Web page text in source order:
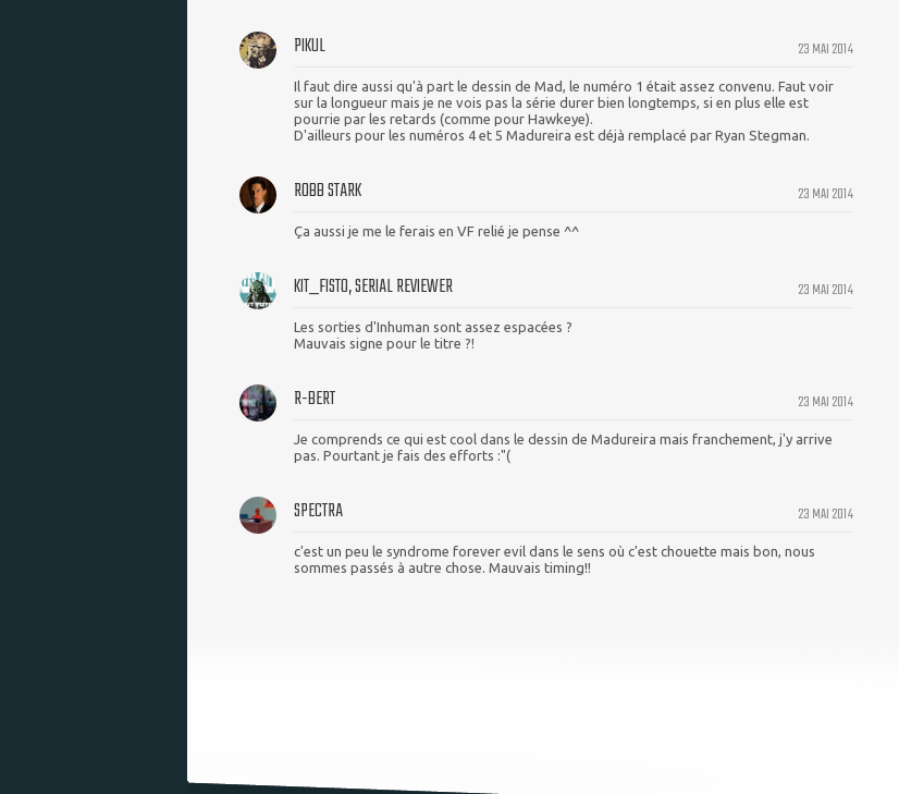
23 MAI 2014
PIKUL
Il faut dire aussi qu'à part le dessin de Mad, le numéro 1 était assez convenu. Faut voir
sur la longueur mais je ne vois pas la série durer bien longtemps, si en plus elle est
pourrie par les retards (comme pour Hawkeye).
D'ailleurs pour les numéros 4 et 5 Madureira est déjà remplacé par Ryan Stegman.
23 MAI 2014
ROBB STARK
Ça aussi je me le ferais en VF relié je pense ^^
23 MAI 2014
KIT_FISTO, SERIAL REVIEWER
Les sorties d'Inhuman sont assez espacées ?
Mauvais signe pour le titre ?!
23 MAI 2014
R-BERT
Je comprends ce qui est cool dans le dessin de Madureira mais franchement, j'y arrive
pas. Pourtant je fais des efforts :"(
23 MAI 2014
SPECTRA
c'est un peu le syndrome forever evil dans le sens où c'est chouette mais bon, nous
sommes passés à autre chose. Mauvais timing!!